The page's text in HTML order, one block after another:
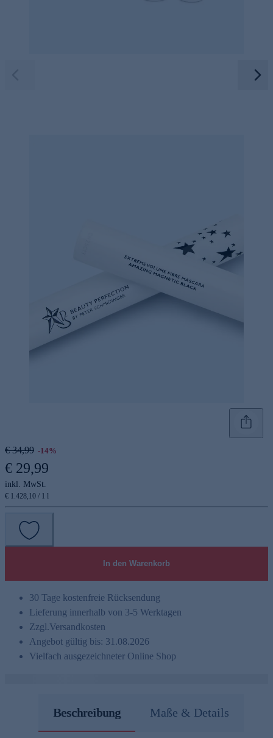
€ 34,99 -14%
€ 29,99
inkl. MwSt.
€ 1.428,10 / 1 l
In den Warenkorb
30 Tage kostenfreie Rücksendung
Lieferung innerhalb von 3-5 Werktagen
Zzgl.Versandkosten
Angebot gültig bis: 31.08.2026
Vielfach ausgezeichneter Online Shop
Beschreibung Maße & Details